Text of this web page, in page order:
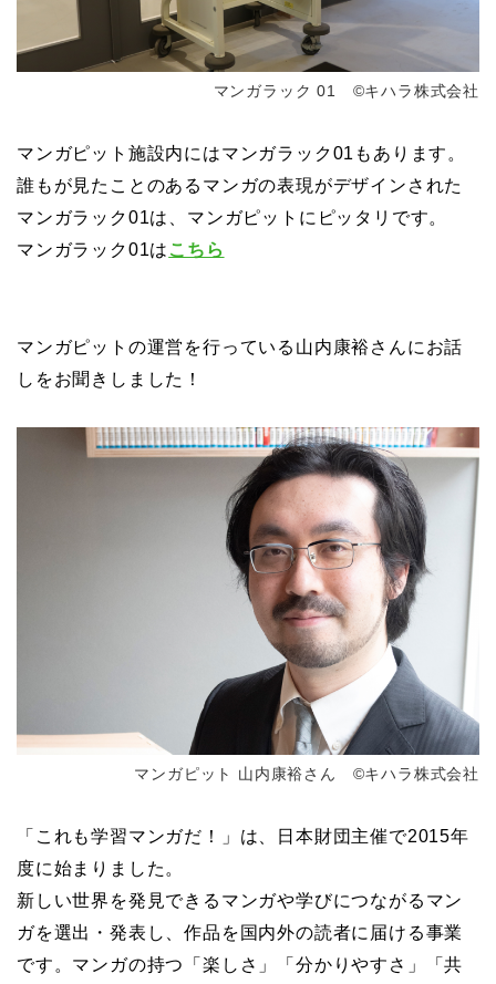
マンガラック 01 ©キハラ株式会社
マンガピット施設内にはマンガラック01もあります。
誰もが見たことのあるマンガの表現がデザインされた
マンガラック01は、マンガピットにピッタリです。
マンガラック01は こちら
マンガピットの運営を行っている山内康裕さんにお話
しをお聞きしました！
マンガピット 山内康裕さん ©キハラ株式会社
「これも学習マンガだ！」は、日本財団主催で2015年
度に始まりました。
新しい世界を発見できるマンガや学びにつながるマン
ガを選出・発表し、作品を国内外の読者に届ける事業
です。マンガの持つ「楽しさ」「分かりやすさ」「共